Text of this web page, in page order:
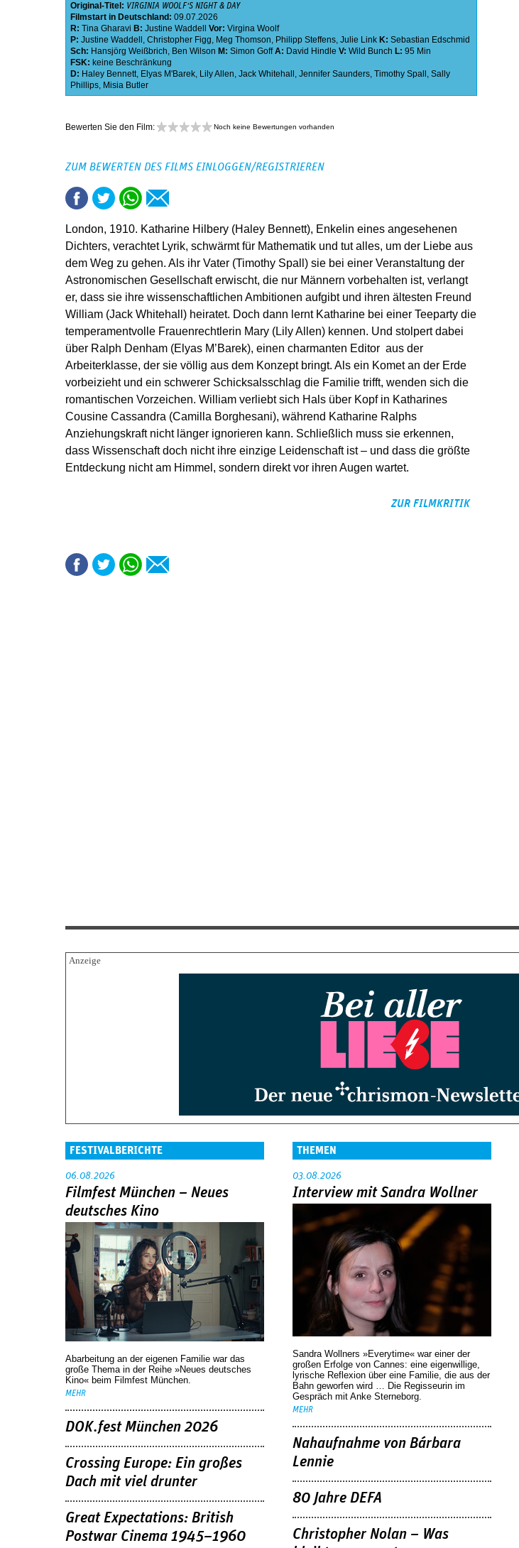
Original-Titel: VIRGINIA WOOLF'S NIGHT & DAY
Filmstart in Deutschland: 09.07.2026
R: Tina Gharavi B: Justine Waddell Vor: Virgina Woolf
P: Justine Waddell , Christopher Figg, Meg Thomson, Philipp Steffens, Julie Link K: Sebastian Edschmid
Sch: Hansjörg Weißbrich, Ben Wilson M: Simon Goff A: David Hindle V: Wild Bunch L: 95 Min
FSK: keine Beschränkung
D: Haley Bennett, Elyas M'Barek, Lily Allen, Jack Whitehall , Jennifer Saunders, Timothy Spall , Sally
Phillips, Misia Butler
Bewerten Sie den Film: Noch keine Bewertungen vorhanden
ZUM BEWERTEN DES FILMS EINLOGGEN/REGISTRIEREN
London, 1910. Katharine Hilbery (Haley Bennett), Enkelin eines angesehenen
Dichters, verachtet Lyrik, schwärmt für Mathematik und tut alles, um der Liebe aus
dem Weg zu gehen. Als ihr Vater (Timothy Spall) sie bei einer Veranstaltung der
Astronomischen Gesellschaft erwischt, die nur Männern vorbehalten ist, verlangt
er, dass sie ihre wissenschaftlichen Ambitionen aufgibt und ihren ältesten Freund
William (Jack Whitehall) heiratet. Doch dann lernt Katharine bei einer Teeparty die
temperamentvolle Frauenrechtlerin Mary (Lily Allen) kennen. Und stolpert dabei
über Ralph Denham (Elyas M’Barek), einen charmanten Editor aus der
Arbeiterklasse, der sie völlig aus dem Konzept bringt. Als ein Komet an der Erde
vorbeizieht und ein schwerer Schicksalsschlag die Familie trifft, wenden sich die
romantischen Vorzeichen. William verliebt sich Hals über Kopf in Katharines
Cousine Cassandra (Camilla Borghesani), während Katharine Ralphs
Anziehungskraft nicht länger ignorieren kann. Schließlich muss sie erkennen,
dass Wissenschaft doch nicht ihre einzige Leidenschaft ist – und dass die größte
Entdeckung nicht am Himmel, sondern direkt vor ihren Augen wartet.
ZUR FILMKRITIK
FESTIVALBERICHTE
06.08.2026
Filmfest München – Neues
deutsches Kino
Abarbeitung an der eigenen Familie war das
große Thema in der Reihe »Neues deutsches
Kino« beim Filmfest München.
MEHR
DOK.fest München 2026
Crossing Europe: Ein großes
Dach mit viel drunter
Great Expectations: British
Postwar Cinema 1945–1960
THEMEN
03.08.2026
Interview mit Sandra Wollner
Sandra Wollners »Everytime« war einer der
großen Erfolge von Cannes: eine eigenwillige,
lyrische Reflexion über eine ­Familie, die aus der
Bahn geworfen wird … Die Regisseurin im
Gespräch mit Anke Sterneborg.
MEHR
Nahaufnahme von Bárbara
Lennie
80 Jahre DEFA
Christopher Nolan – Was